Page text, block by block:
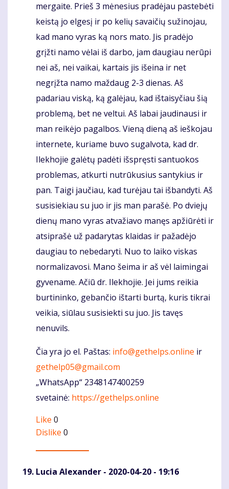
mergaite. Prieš 3 mėnesius pradėjau pastebėti
keistą jo elgesį ir po kelių savaičių sužinojau,
kad mano vyras ką nors mato. Jis pradėjo
grįžti namo vėlai iš darbo, jam daugiau nerūpi
nei aš, nei vaikai, kartais jis išeina ir net
negrįžta namo maždaug 2-3 dienas. Aš
padariau viską, ką galėjau, kad ištaisyčiau šią
problemą, bet ne veltui. Aš labai jaudinausi ir
man reikėjo pagalbos. Vieną dieną aš ieškojau
internete, kuriame buvo sugalvota, kad dr.
Ilekhojie galėtų padėti išspręsti santuokos
problemas, atkurti nutrūkusius santykius ir
pan. Taigi jaučiau, kad turėjau tai išbandyti. Aš
susisiekiau su juo ir jis man parašė. Po dviejų
dienų mano vyras atvažiavo manęs apžiūrėti ir
atsiprašė už padarytas klaidas ir pažadėjo
daugiau to nebedaryti. Nuo to laiko viskas
normalizavosi. Mano šeima ir aš vėl laimingai
gyvename. Ačiū dr. Ilekhojie. Jei jums reikia
burtininko, gebančio ištarti burtą, kuris tikrai
veikia, siūlau susisiekti su juo. Jis tavęs
nenuvils.
Čia yra jo el. Paštas: info@gethelps.online ir
gethelp05@gmail.com
„WhatsApp“ 2348147400259
svetainė: https://gethelps.online
Like 0
Dislike 0
Lucia Alexander - 2020-04-20 - 19:16